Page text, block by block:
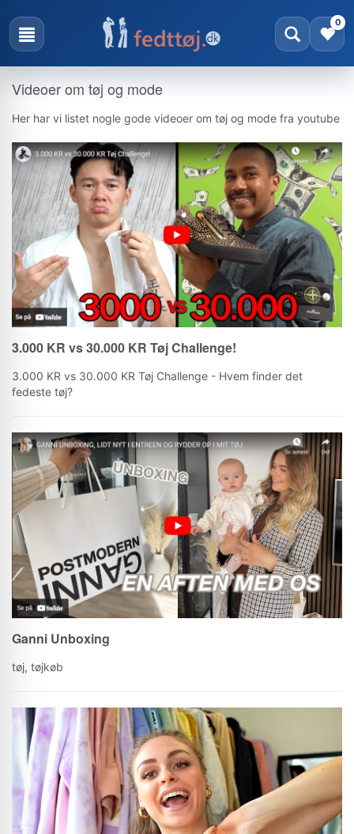
0
Videoer om tøj og mode
Her har vi listet nogle gode videoer om tøj og mode fra youtube
3.000 KR vs 30.000 KR Tøj Challenge!
3.000 KR vs 30.000 KR Tøj Challenge - Hvem finder det
fedeste tøj?
Ganni Unboxing
tøj, tøjkøb